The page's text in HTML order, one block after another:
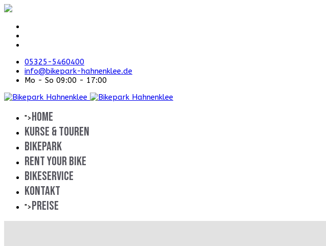
05325-5460400
info@bikepark-hahnenklee.de
Mo - So 09:00 - 17:00
">HOME
KURSE & TOUREN
BIKEPARK
RENT YOUR BIKE
BIKESERVICE
KONTAKT
">Preise